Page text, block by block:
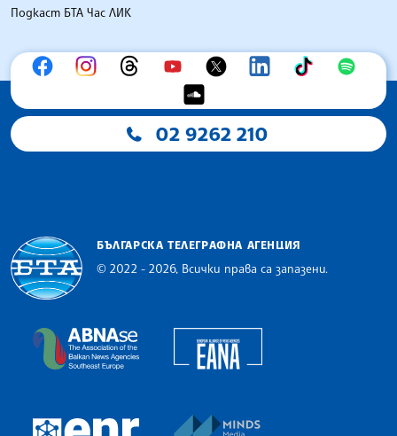
Подкаст БТА Час ЛИК
02 9262 210
БЪЛГАРСКА ТЕЛЕГРАФНА АГЕНЦИЯ
© 2022 - 2026, Всички права са запазени.
The Assocoation of the Balkan News Agencies
European Newsroom